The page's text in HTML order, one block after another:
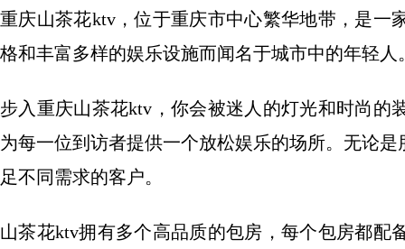
重庆山茶花ktv，位于重庆市中心繁华地带，是一
格和丰富多样的娱乐设施而闻名于城市中的年轻人
步入重庆山茶花ktv，你会被迷人的灯光和时尚的
为每一位到访者提供一个放松娱乐的场所。无论
足不同需求的客户。
山茶花ktv拥有多个高品质的包房，每个包房都配